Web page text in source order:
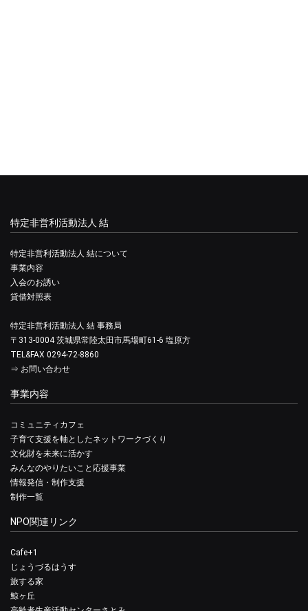
特定非営利活動法人 結
特定非営利活動法人 結について
事業内容
入会のお誘い
貸借対照表
特定非営利活動法人 結 事務局
〒313-0004 茨城県常陸太田市馬場町61-6 塩原方
TEL&FAX 0294-72-8860
⇒ お問い合わせ
事業内容
コミュニティカフェ
子育て支援を軸としたネットワークづくり
文化財を未来に活かす
みんなのやりたいこと応援事業
情報発信・制作支援
制作一覧
NPO関連リンク
Cafe+1
じょうづるはうす
旅する家
鯨ヶ丘